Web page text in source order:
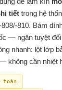
tiết trong hệ
810. Bám
— ngăn tuyệt
nhanh: lột lớp
không cần nhiệt
toàn